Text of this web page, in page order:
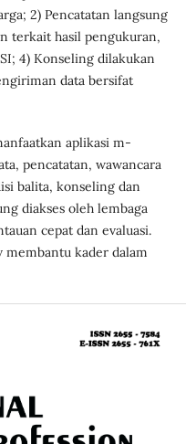
2) Pencatatan langsung
terkait hasil pengukuran,
4) Konseling dilakukan
data bersifat
aplikasi m-
pencatatan, wawancara
balita, konseling dan
diakses oleh lembaga
cepat dan evaluasi.
kader dalam